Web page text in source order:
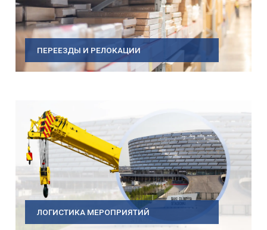
ПЕРЕЕЗДЫ И РЕЛОКАЦИИ
ЛОГИСТИКА МЕРОПРИЯТИЙ